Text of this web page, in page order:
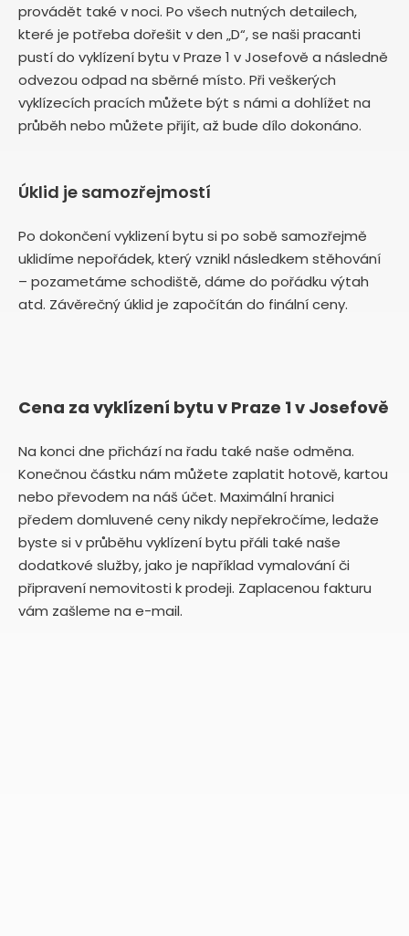
provádět také v noci. Po všech nutných detailech,
které je potřeba dořešit v den „D“, se naši pracanti
pustí do vyklízení bytu v Praze 1 v Josefově a následně
odvezou odpad na sběrné místo. Při veškerých
vyklízecích pracích můžete být s námi a dohlížet na
průběh nebo můžete přijít, až bude dílo dokonáno.
Úklid je samozřejmostí
Po dokončení vyklizení bytu si po sobě samozřejmě
uklidíme nepořádek, který vznikl následkem stěhování
– pozametáme schodiště, dáme do pořádku výtah
atd. Závěrečný úklid je započítán do finální ceny.
Cena za vyklízení bytu v Praze 1 v Josefově
Na konci dne přichází na řadu také naše odměna.
Konečnou částku nám můžete zaplatit hotově, kartou
nebo převodem na náš účet. Maximální hranici
předem domluvené ceny nikdy nepřekročíme, ledaže
byste si v průběhu vyklízení bytu přáli také naše
dodatkové služby, jako je například vymalování či
připravení nemovitosti k prodeji. Zaplacenou fakturu
vám zašleme na e-mail.